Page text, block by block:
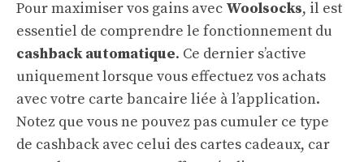
Pour maximiser vos gains avec Woolsocks, il est
essentiel de comprendre le fonctionnement du
cashback automatique. Ce dernier s’active
uniquement lorsque vous effectuez vos achats
avec votre carte bancaire liée à l’application.
Notez que vous ne pouvez pas cumuler ce type
de cashback avec celui des cartes cadeaux, car